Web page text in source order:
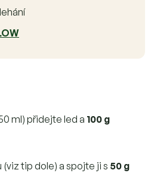
ml) přidejte led a 100 g
tip dole) a spojte ji s 50 g